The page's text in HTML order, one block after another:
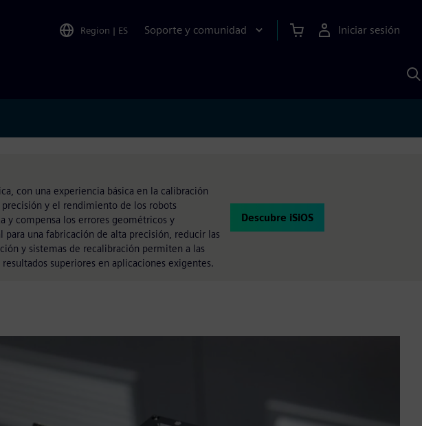
Region | ES Soporte y comunidad Iniciar sesión
con una experiencia básica en la calibración
precisión y el rendimiento de los robots
y compensa los errores geométricos y
una fabricación de alta precisión, reducir las
y sistemas de recalibración permiten a las
superiores en aplicaciones exigentes.
Descubre iSiOS